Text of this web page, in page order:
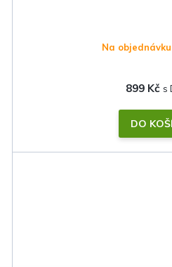
Na
899 Kč
DO